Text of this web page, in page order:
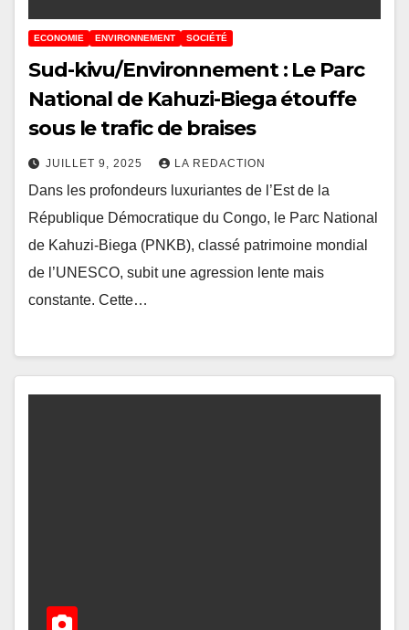
ECONOMIE ENVIRONNEMENT SOCIÉTÉ
Sud-kivu/Environnement : Le Parc
National de Kahuzi-Biega étouffe
sous le trafic de braises
JUILLET 9, 2025 LA REDACTION
Dans les profondeurs luxuriantes de l’Est de la
République Démocratique du Congo, le Parc National
de Kahuzi-Biega (PNKB), classé patrimoine mondial
de l’UNESCO, subit une agression lente mais
constante. Cette…